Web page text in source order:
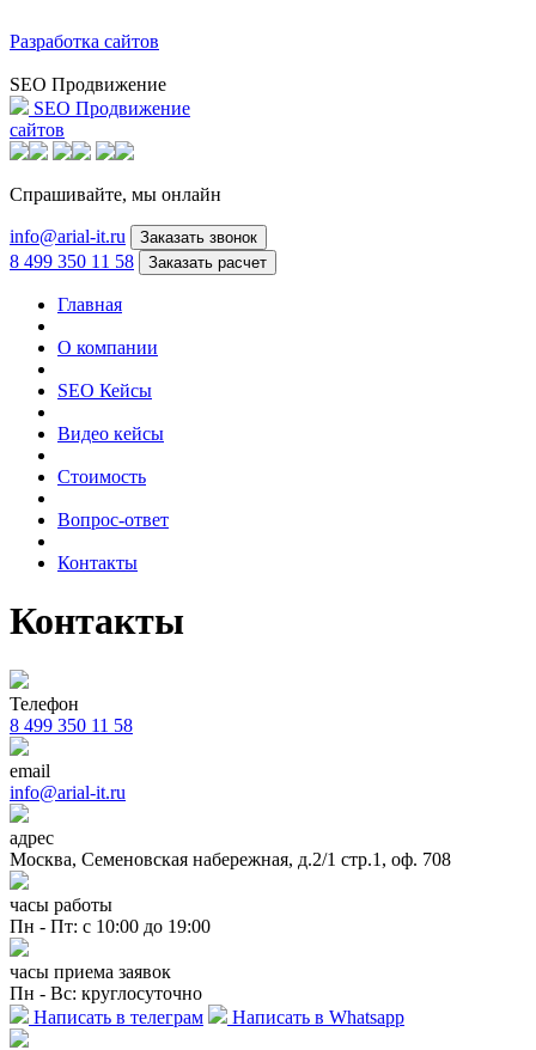
Разработка сайтов
SEO Продвижение
SEO Продвижение
сайтов
Спрашивайте, мы онлайн
info@arial-it.ru Заказать звонок
8 499 350 11 58 Заказать расчет
Главная
О компании
SEO Кейсы
Видео кейсы
Стоимость
Вопрос-ответ
Контакты
Контакты
Телефон
8 499 350 11 58
email
info@arial-it.ru
адрес
Москва, Семеновская набережная, д.2/1 стр.1, оф. 708
часы работы
Пн - Пт: с 10:00 до 19:00
часы приема заявок
Пн - Вс: круглосуточно
Написать в телеграм
Написать в Whatsapp